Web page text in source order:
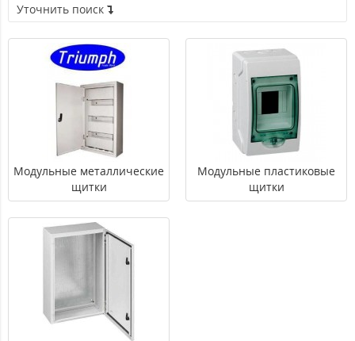
Уточнить поиск
Модульные металлические
щитки
Модульные пластиковые
щитки